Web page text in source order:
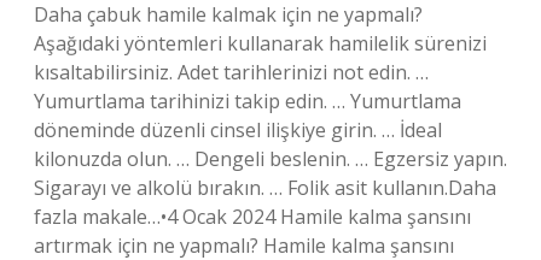
Daha çabuk hamile kalmak için ne yapmalı?
Aşağıdaki yöntemleri kullanarak hamilelik sürenizi
kısaltabilirsiniz. Adet tarihlerinizi not edin. …
Yumurtlama tarihinizi takip edin. … Yumurtlama
döneminde düzenli cinsel ilişkiye girin. … İdeal
kilonuzda olun. … Dengeli beslenin. … Egzersiz yapın.
Sigarayı ve alkolü bırakın. … Folik asit kullanın.Daha
fazla makale…•4 Ocak 2024 Hamile kalma şansını
artırmak için ne yapmalı? Hamile kalma şansını